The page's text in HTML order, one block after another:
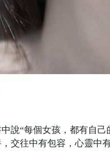
中說“每個女孩，都有自
交往中有包容，心靈中